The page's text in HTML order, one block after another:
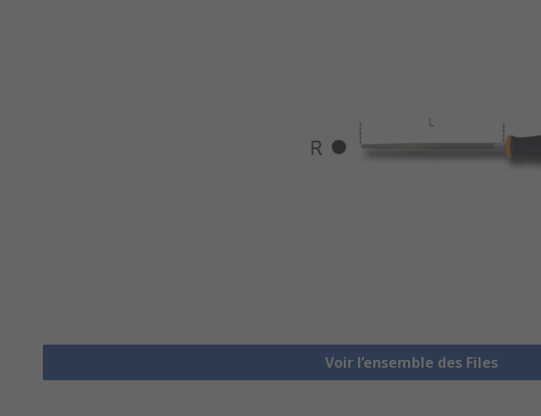
Voir l’ensemble des Files